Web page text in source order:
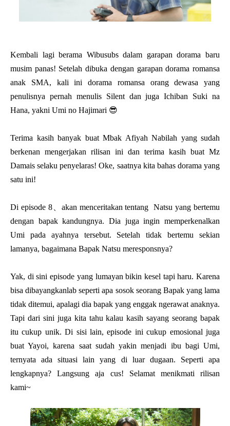
Kembali lagi berama Wibusubs dalam garapan dorama baru
musim panas! Setelah dibuka dengan garapan dorama romansa
anak SMA, kali ini dorama romansa orang dewasa yang
penulisnya pernah menulis Silent dan juga Ichiban Suki na
Hana, yakni Umi no Hajimari 😎
Terima kasih banyak buat Mbak Afiyah Nabilah yang sudah
berkenan mengerjakan rilisan ini dan terima kasih buat Mz
Damais selaku penyelaras! Oke, saatnya kita bahas dorama yang
satu ini!
Di episode 8、akan menceritakan tentang Natsu yang bertemu
dengan bapak kandungnya. Dia juga ingin memperkenalkan
Umi pada ayahnya tersebut. Setelah tidak bertemu sekian
lamanya, bagaimana Bapak Natsu meresponsnya?
Yak, di sini episode yang lumayan bikin kesel tapi haru. Karena
bisa dibayangkanlab seperti apa sosok seorang Bapak yang lama
tidak ditemui, apalagi dia bapak yang enggak ngerawat anaknya.
Tapi dari sini juga kita tahu kalau kasih sayang seorang bapak
itu cukup unik. Di sisi lain, episode ini cukup emosional juga
buat Yayoi, karena saat sudah yakin menjadi ibu bagi Umi,
ternyata ada situasi lain yang di luar dugaan. Seperti apa
lengkapnya? Langsung aja cus! Selamat menikmati rilisan
kami~